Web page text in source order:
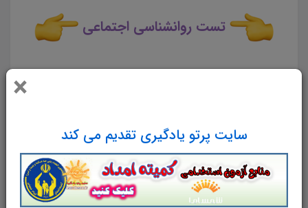
×
سایت پرتو یادگیری تقدیم می کند
تست روانشناسی اجتماعی
کارشناس برنامه ریزی امور جوانان استخدامی
وزارت ورزش و جوانان